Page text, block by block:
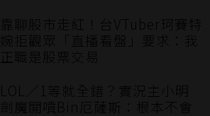
靠聊股市走紅！台VTuber珂賽特
婉拒觀眾「直播看盤」要求：我
正職是股票交易
LOL／1等就全錯？實況主小明
劍魔開噴Bin厄薩斯：根本不會